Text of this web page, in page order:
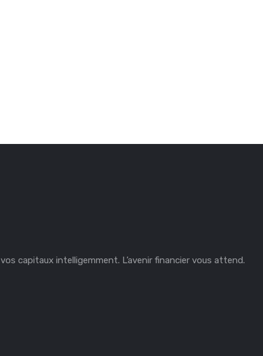
capitaux intelligemment. L’avenir financier vous attend.